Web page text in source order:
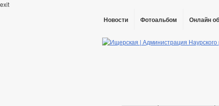
exit
Новости Фотоальбом Онлайн